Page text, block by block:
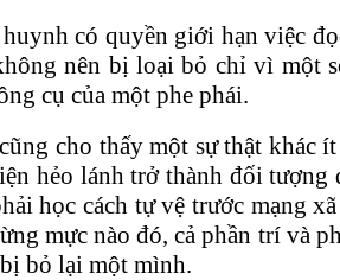
huynh có quyền giới hạn việc
nên bị loại bỏ chỉ vì một
cụ của một phe phái.
cho thấy một sự thật
hẻo lánh trở thành đối tượng
học cách tự vệ trước mạng
mực nào đó, cả phần trí và
bỏ lại một mình.